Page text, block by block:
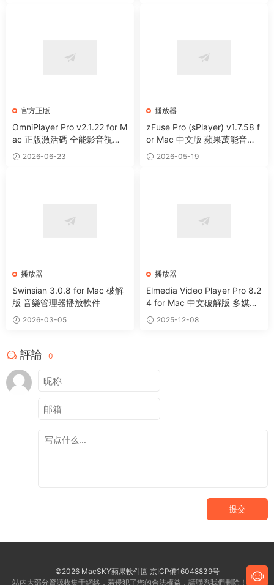
官方正版
OmniPlayer Pro v2.1.22 for M
ac 正版激活碼 全能影音視頻
播放器
2026-06-23
播放器
zFuse Pro (sPlayer) v1.7.58 f
or Mac 中文版 蘋果萬能音視
頻播放器
2026-05-19
播放器
Swinsian 3.0.8 for Mac 破解
版 音樂管理器播放軟件
2026-03-05
播放器
Elmedia Video Player Pro 8.2
4 for Mac 中文破解版 多媒體
播放器
2025-12-08
評論 0
提交
©2026 MacSKY蘋果軟件園 京ICP備16048839号
站内大部分資源收集于網絡，若侵犯了您的合法權益，請聯系我們删除！客服